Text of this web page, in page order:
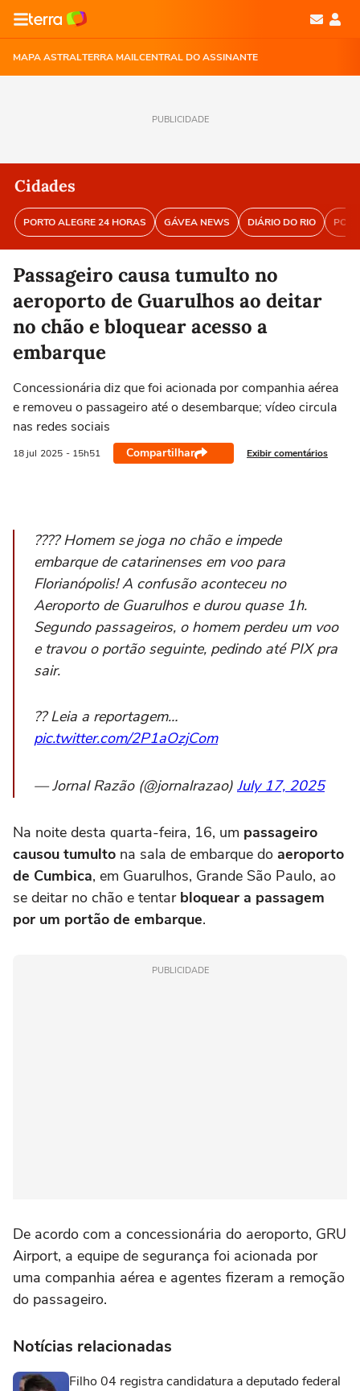
MAPA ASTRALTERRA MAILCENTRAL DO ASSINANTE
PUBLICIDADE
Cidades
PORTO ALEGRE 24 HORAS GÁVEA NEWS DIÁRIO DO RIO
Passageiro causa tumulto no
aeroporto de Guarulhos ao deitar
no chão e bloquear acesso a
embarque
Concessionária diz que foi acionada por companhia aérea
e removeu o passageiro até o desembarque; vídeo circula
nas redes sociais
18 jul 2025 - 15h51 Compartilhar Exibir comentários
???? Homem se joga no chão e impede
embarque de catarinenses em voo para
Florianópolis! A confusão aconteceu no
Aeroporto de Guarulhos e durou quase 1h.
Segundo passageiros, o homem perdeu um voo
e travou o portão seguinte, pedindo até PIX pra
sair.
?? Leia a reportagem…
pic.twitter.com/2P1aOzjCom
— Jornal Razão (@jornalrazao) July 17, 2025
Na noite desta quarta-feira, 16, um passageiro
causou tumulto na sala de embarque do aeroporto
de Cumbica, em Guarulhos, Grande São Paulo, ao
se deitar no chão e tentar bloquear a passagem
por um portão de embarque.
PUBLICIDADE
De acordo com a concessionária do aeroporto, GRU
Airport, a equipe de segurança foi acionada por
uma companhia aérea e agentes fizeram a remoção
do passageiro.
Notícias relacionadas
Filho 04 registra candidatura a deputado federal